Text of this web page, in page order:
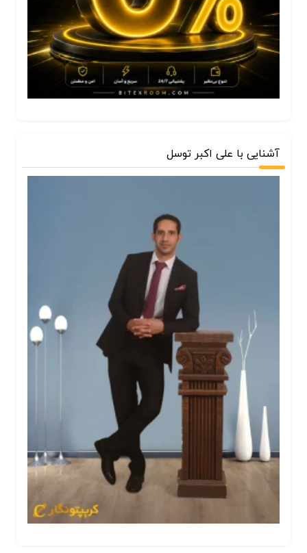
آشنایی با علی اکبر توسل